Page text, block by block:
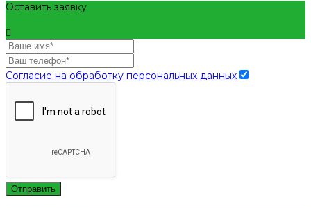
Оставить заявку
Согласие на обработку персональных данных
Отправить